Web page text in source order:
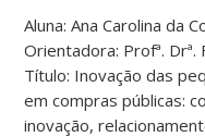
Aluna: Ana Carolina da
Orientadora: Profª. Drª.
Título: Inovação das
em compras públicas:
inovação,